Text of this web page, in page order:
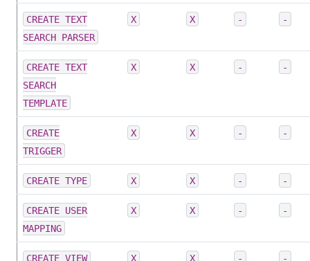
CREATE TEXT
SEARCH PARSER
X X - -
CREATE TEXT
SEARCH
TEMPLATE
X X - -
CREATE
TRIGGER
X X - -
CREATE TYPE X X - -
CREATE USER
MAPPING
X X - -
CREATE VIEW X X - -